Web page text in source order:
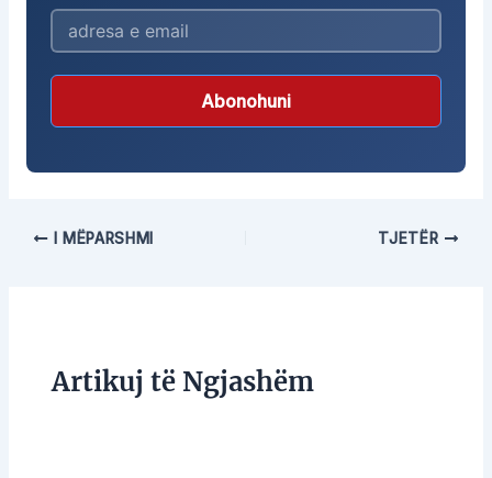
Abonohuni
I MËPARSHMI TJETËR
Artikuj të Ngjashëm